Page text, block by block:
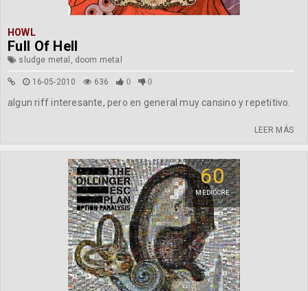
HOWL
Full Of Hell
sludge metal, doom metal
16-05-2010 636 0 0
algun riff interesante, pero en general muy cansino y repetitivo.
LEER MÁS
60
MEDIOCRE